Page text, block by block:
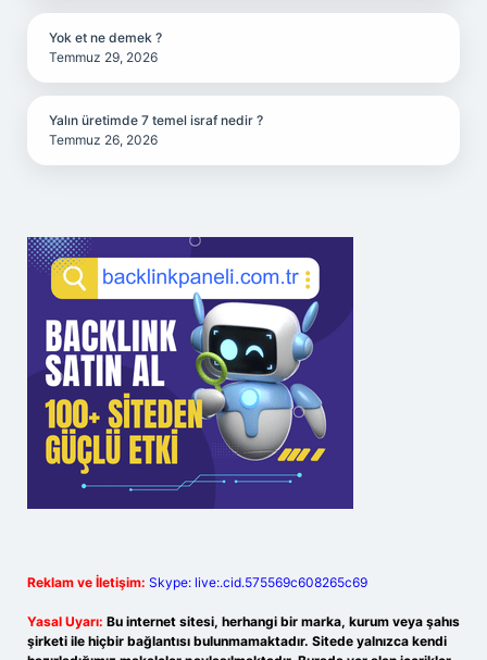
Yok et ne demek ?
Temmuz 29, 2026
Yalın üretimde 7 temel israf nedir ?
Temmuz 26, 2026
Reklam ve İletişim: Skype: live:.cid.575569c608265c69
Yasal Uyarı: Bu internet sitesi, herhangi bir marka, kurum veya şahıs
şirketi ile hiçbir bağlantısı bulunmamaktadır. Sitede yalnızca kendi